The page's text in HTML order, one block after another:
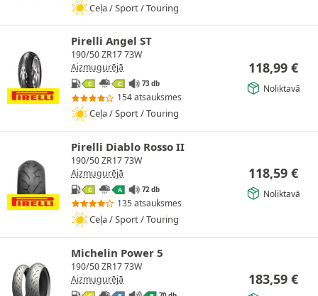
Ceļa / Sport / Touring
Pirelli Angel ST
190/50 ZR17 73W
Aizmugurējā
C C 73 db
154 atsauksmes
Ceļa / Sport / Touring
118,99 €
Noliktavā
Pirelli Diablo Rosso II
190/50 ZR17 73W
Aizmugurējā
C A 72 db
135 atsauksmes
Ceļa / Sport / Touring
118,59 €
Noliktavā
Michelin Power 5
190/50 ZR17 73W
Aizmugurējā
183,59 €